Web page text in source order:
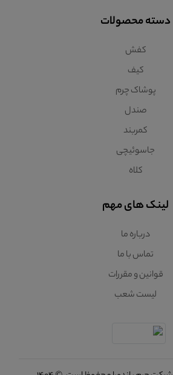
دسته محصولات
کفش
کیف
پوشاک چرم
صندل
کمربند
جاسوئیچی
کلاه
لینک های مهم
درباره ما
تماس با ما
قوانین و مقررات
لیست شعب